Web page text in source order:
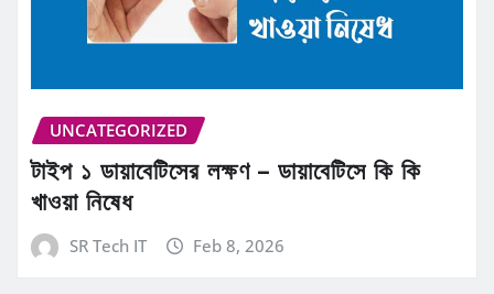
UNCATEGORIZED
টাইপ ১ ডায়াবেটিসের লক্ষণ – ডায়াবেটিসে কি কি
খাওয়া নিষেধ
SR Tech IT Feb 8, 2026